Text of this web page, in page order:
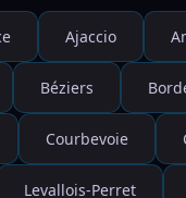
Ajaccio
Béziers
Courbevoie
Levallois-Perret